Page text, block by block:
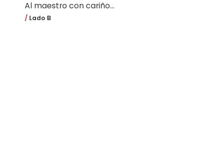
Al maestro con cariño...
Lado B